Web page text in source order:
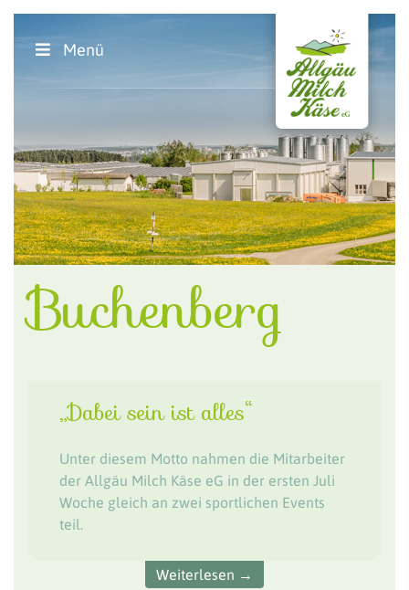
Menü
Buchenberg
„Dabei sein ist alles“
Unter diesem Motto nahmen die Mitarbeiter
der Allgäu Milch Käse eG in der ersten Juli
Woche gleich an zwei sportlichen Events
teil.
Weiterlesen →